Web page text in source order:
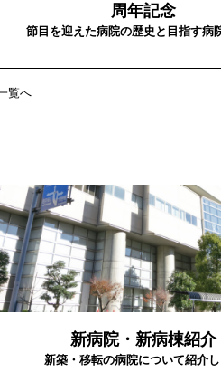
周年記念
節目を迎えた病院の歴史と目指す病
覧へ
新病院・新病棟紹介
新築・移転の病院について紹介